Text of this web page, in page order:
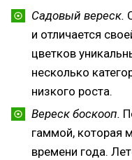
Садовый вереск.
и отличается
цветков
несколько
низкого роста.
Вереск боскооп.
гаммой, которая
времени года.